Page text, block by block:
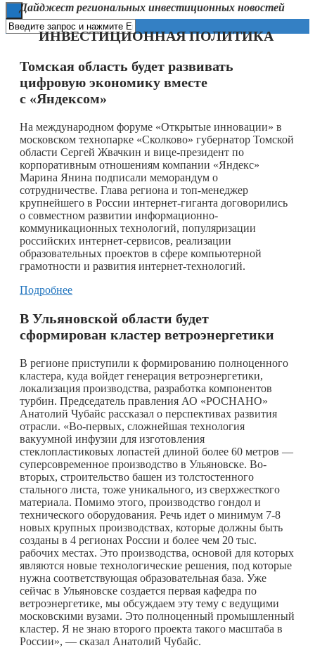
Дайджест региональных инвестиционных новостей
ИНВЕСТИЦИОННАЯ ПОЛИТИКА
Томская область будет развивать
цифровую экономику вместе
с «Яндексом»
На международном форуме «Открытые инновации» в
московском технопарке «Сколково» губернатор Томской
области Сергей Жвачкин и вице-президент по
корпоративным отношениям компании «Яндекс»
Марина Янина подписали меморандум о
сотрудничестве. Глава региона и топ-менеджер
крупнейшего в России интернет-гиганта договорились
о совместном развитии информационно-
коммуникационных технологий, популяризации
российских интернет-сервисов, реализации
образовательных проектов в сфере компьютерной
грамотности и развития интернет-технологий.
Подробнее
В Ульяновской области будет
сформирован кластер ветроэнергетики
В регионе приступили к формированию полноценного
кластера, куда войдет генерация ветроэнергетики,
локализация производства, разработка компонентов
турбин. Председатель правления АО «РОСНАНО»
Анатолий Чубайс рассказал о перспективах развития
отрасли. «Во-первых, сложнейшая технология
вакуумной инфузии для изготовления
стеклопластиковых лопастей длиной более 60 метров —
суперсовременное производство в Ульяновске. Во-
вторых, строительство башен из толстостенного
стального листа, тоже уникального, из сверхжесткого
материала. Помимо этого, производство гондол и
технического оборудования. Речь идет о минимум 7-8
новых крупных производствах, которые должны быть
созданы в 4 регионах России и более чем 20 тыс.
рабочих местах. Это производства, основой для которых
являются новые технологические решения, под которые
нужна соответствующая образовательная база. Уже
сейчас в Ульяновске создается первая кафедра по
ветроэнергетике, мы обсуждаем эту тему с ведущими
московскими вузами. Это полноценный промышленный
кластер. Я не знаю второго проекта такого масштаба в
России», — сказал Анатолий Чубайс.